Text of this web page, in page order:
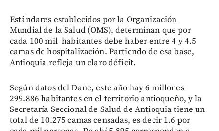
Estándares establecidos por la Organización
Mundial de la Salud (OMS), determinan que por
cada 100 mil habitantes debe haber entre 4 y 4.5
camas de hospitalización. Partiendo de esa base,
Antioquia refleja un claro déficit.
Según datos del Dane, este año hay 6 millones
299.886 habitantes en el territorio antioqueño, y la
Secretaría Seccional de Salud de Antioquia tiene un
total de 10.275 camas censadas, es decir 1.6 por